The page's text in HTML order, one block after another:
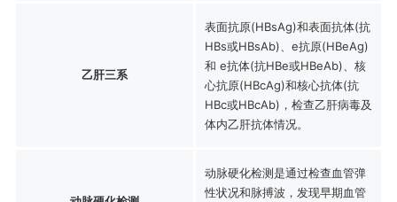
乙肝三系
表面抗原(HBsAg)和表面抗体(抗
HBs或HBsAb)、e抗原(HBeAg)
和 e抗体(抗HBe或HBeAb)、核
心抗原(HBcAg)和核心抗体(抗
HBc或HBcAb)，检查乙肝病毒及
体内乙肝抗体情况。
动脉硬化检测是通过检查血管弹
性状况和脉搏波，发现早期血管